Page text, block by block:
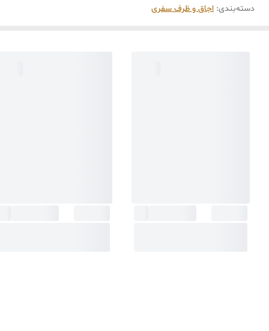
دسته‌بندی: اجاق و ظرف سفری